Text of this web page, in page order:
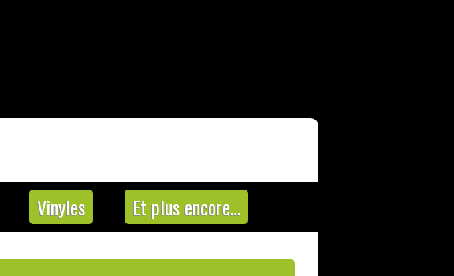
Vinyles Et plus encore…